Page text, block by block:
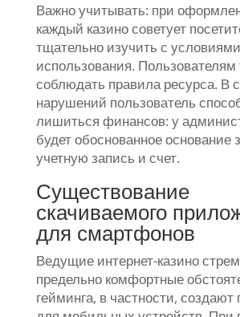
Важно учитывать: при
каждый казино советует
тщательно изучить с условиями
использования. Пользователям
соблюдать правила ресурса. В
нарушений пользователь
лишиться финансов: у
будет обоснованное основание
учетную запись и счет.
Существование
скачиваемого
для смартфонов
Ведущие интернет-казино
предельно комфортные
гейминга, в частности,